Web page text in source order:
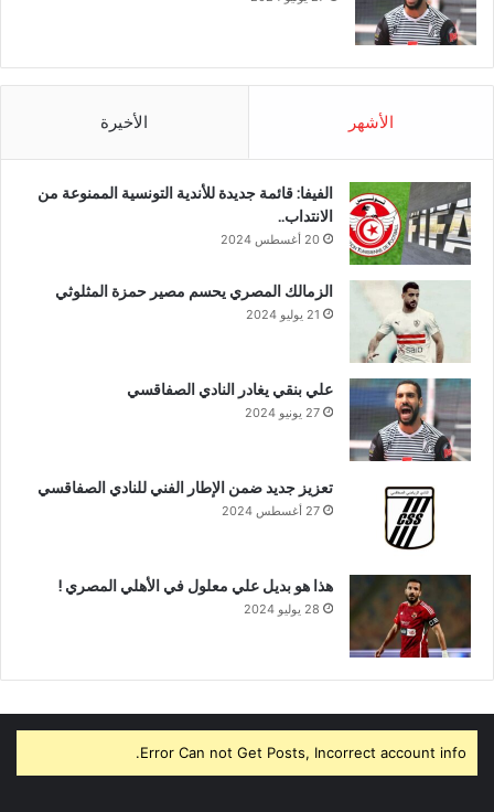
الأشهر الأخيرة
الفيفا: قائمة جديدة للأندية التونسية الممنوعة من
الانتداب..
20 أغسطس 2024
الزمالك المصري يحسم مصير حمزة المثلوثي
21 يوليو 2024
علي بنقي يغادر النادي الصفاقسي
27 يونيو 2024
تعزيز جديد ضمن الإطار الفني للنادي الصفاقسي
27 أغسطس 2024
هذا هو بديل علي معلول في الأهلي المصري !
28 يوليو 2024
Error Can not Get Posts, Incorrect account info.